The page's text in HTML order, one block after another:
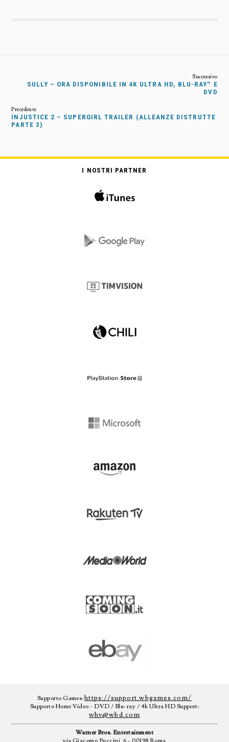
SULLY – ORA DISPONIBILE IN 4K ULTRA HD, BLU-RAY™ E
DVD
INJUSTICE 2 – SUPERGIRL TRAILER (ALLEANZE DISTRUTTE
PARTE 3)
I NOSTRI PARTNER
Supporto Games:https://support.wbgames.com/
Supporto Home Video - DVD / Blu-ray / 4k Ultra HD Support:
whv@wbd.com
Warner Bros. Entertainment